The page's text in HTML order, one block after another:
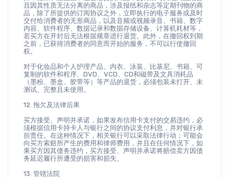
且因其性质无法分离的商品，涉及报纸和杂志等定期刊物的商
品，除了所提供的订阅协议之外，立即执行的电子服务或及时
交付给消费者的无形商品，以及音频或视频录音、书籍、数字
内容、软件程序、数据记录和数据存储设备、计算机耗材等，
若买方在开封后无法根据规章进行退货。此外，在撤回权到期
之前，已获得消费者的同意而开始的服务，不可以行使撤回
权。
对于化妆品和个人护理产品、内衣、泳装、比基尼、书籍、可
复制的软件和程序、DVD、VCD、CD和磁带及文具消耗品
（墨粉、墨盒、胶带等）等产品的退货，必须包装未打开、未
测试、完整且未使用。
12. 拖欠及法律后果
买方接受、声明并承诺，如果发布信用卡支付的交易违约，必
须根据信用卡持卡人与银行之间的协议支付利息，并对银行承
担责任。在这种情况下，相关银行可以采取法律行动；可能会
向买方索赔所产生的费用和律师费用，并且在任何情况下，如
果买方因其债务违约，买方接受、声明并承诺将赔偿卖方因债
务延迟履行所遭受的损害和损失。
13. 管辖法院